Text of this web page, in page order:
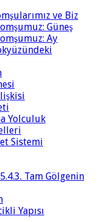
ve Biz
Güneş
Ay
Yolculuk
Sistemi
Tam Gölgenin
Yapısı